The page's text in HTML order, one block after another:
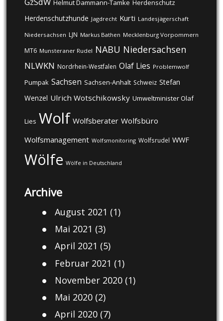
Helmut Dammann-Tamke Herdenschutz
Herdenschutzhunde Jagdrecht Kurti Landesjägerschaft
Niedersachsen LJN Markus Bathen Mecklenburg Vorpommern
MT6 Munsteraner Rudel NABU Niedersachsen
NLWKN Nordrhein-Westfalen Olaf Lies Problemwolf
Pumpak Sachsen Sachsen-Anhalt Schweiz Stefan
Wenzel Ulrich Wotschikowsky Umweltminister Olaf
Lies Wolf Wolfsberater Wolfsbüro
Wolfsmanagement Wolfsmonitoring Wolfsrudel WWF
Wölfe Wölfe in Deutschland
Archive
August 2021 (1)
Mai 2021 (3)
April 2021 (5)
Februar 2021 (1)
November 2020(1)
Mai 2020(2)
April 2020(7)